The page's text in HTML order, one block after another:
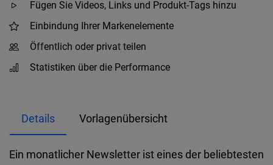
Fügen Sie Videos, Links und Produkt-Tags hinzu
Einbindung Ihrer Markenelemente
Öffentlich oder privat teilen
Statistiken über die Performance
Details Vorlagenübersicht
Ein monatlicher Newsletter ist eines der beliebtesten